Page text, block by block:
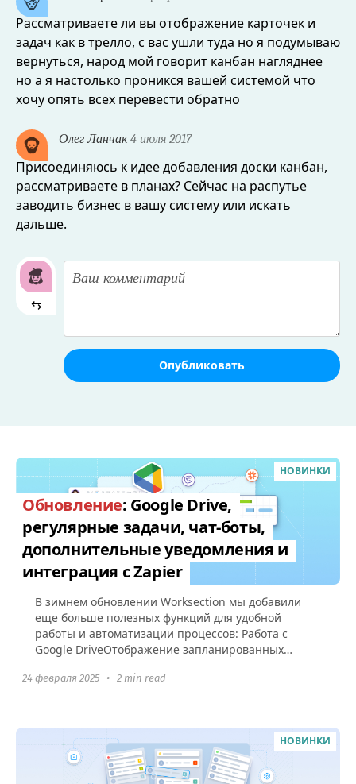
Рассматриваете ли вы отображение карточек и
задач как в трелло, с вас ушли туда но я подумываю
вернуться, народ мой говорит канбан нагляднее
но а я настолько проникся вашей системой что
хочу опять всех перевести обратно
Олег Ланчак4 июля 2017
Присоединяюсь к идее добавления доски канбан,
рассматриваете в планах? Сейчас на распутье
заводить бизнес в вашу систему или искать
дальше.
⇆
Опубликовать
НОВИНКИ
Обновление: Google Drive,
регулярные задачи, чат-боты,
дополнительные уведомления и
интеграция с Zapier
В зимнем обновлении Worksection мы добавили
еще больше полезных функций для удобной
работы и автоматизации процессов: Работа с
Google DriveОтображение запланированных
24 февраля 2025 • 2 min read
НОВИНКИ